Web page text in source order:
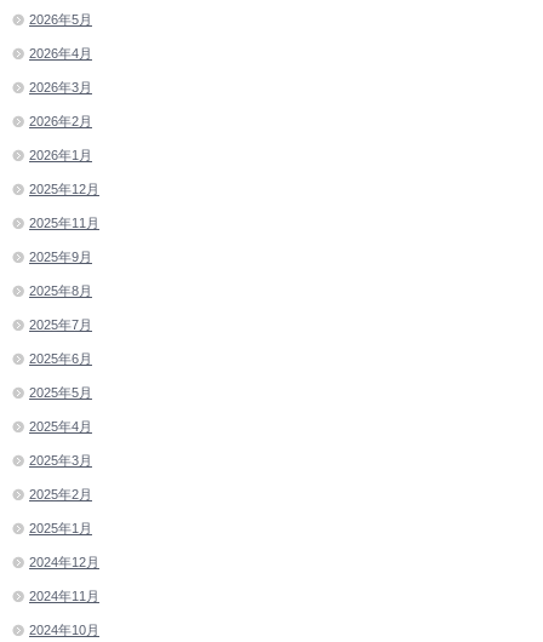
2026年5月
2026年4月
2026年3月
2026年2月
2026年1月
2025年12月
2025年11月
2025年9月
2025年8月
2025年7月
2025年6月
2025年5月
2025年4月
2025年3月
2025年2月
2025年1月
2024年12月
2024年11月
2024年10月